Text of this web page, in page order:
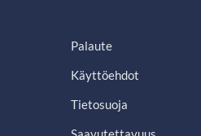
Palaute
Käyttöehdot
Tietosuoja